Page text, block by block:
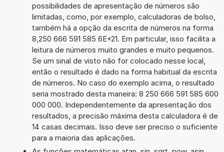
possibilidades de apresentação de números são
limitadas, como, por exemplo, calculadoras de bolso,
também há a opção da escrita de números na forma
8,250 666 591 585 6E+21. Em particular, isso facilita a
leitura de números muito grandes e muito pequenos.
Se um sinal de visto não for colocado nesse local,
então o resultado é dado na forma habitual da escrita
de números. No caso do exemplo acima, o resultado
seria mostrado desta maneira: 8 250 666 591 585 600
000 000. Independentemente da apresentação dos
resultados, a precisão máxima desta calculadora é de
14 casas decimais. Isso deve ser preciso o suficiente
para a maioria das aplicações.